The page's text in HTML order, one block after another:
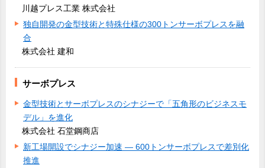
川越プレス工業 株式会社
独自開発の金型技術と特殊仕様の300トンサーボプレスを融
合
株式会社 建和
サーボプレス
金型技術とサーボプレスのシナジーで「五角形のビジネスモ
デル」を進化
株式会社 石堂鋼商店
新工場開設でシナジー加速 ― 600トンサーボプレスで差別化
推進